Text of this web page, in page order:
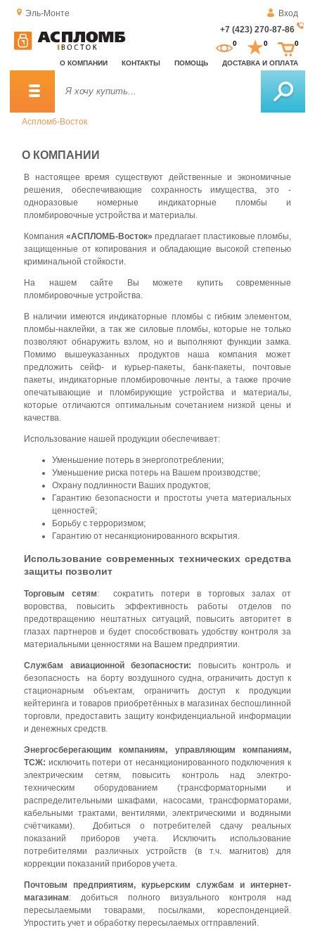
Эль-Монте
Вход
+7 (423) 270-87-86
О КОМПАНИИ КОНТАКТЫ ПОМОЩЬ ДОСТАВКА И ОПЛАТА
0 0 0
Аспломб-Восток
О КОМПАНИИ
В настоящее время существуют действенные и экономичные
решения, обеспечивающие сохранность имущества, это -
одноразовые номерные индикаторные пломбы и
пломбировочные устройства и материалы.
Компания «АСПЛОМБ-Восток» предлагает пластиковые пломбы,
защищенные от копирования и обладающие высокой степенью
криминальной стойкости.
На нашем сайте Вы можете купить современные
пломбировочные устройства.
В наличии имеются индикаторные пломбы с гибким элементом,
пломбы-наклейки, а так же силовые пломбы, которые не только
позволяют обнаружить взлом, но и выполняют функции замка.
Помимо вышеуказанных продуктов наша компания может
предложить сейф- и курьер-пакеты, банк-пакеты, почтовые
пакеты, индикаторные пломбировочные ленты, а также прочие
опечатывающие и пломбирующие устройства и материалы,
которые отличаются оптимальным сочетанием низкой цены и
качества.
Использование нашей продукции обеспечивает:
Уменьшение потерь в энергопотреблении;
Уменьшение риска потерь на Вашем производстве;
Охрану подлинности Ваших продуктов;
Гарантию безопасности и простоты учета материальных
ценностей;
Борьбу с терроризмом;
Гарантию от несанкционированного вскрытия.
Использование современных технических средства
защиты позволит
Торговым сетям: сократить потери в торговых залах от
воровства, повысить эффективность работы отделов по
предотвращению нештатных ситуаций, повысить авторитет в
глазах партнеров и будет способствовать удобству контроля за
материальными ценностями на Вашем предприятии.
Службам авиационной безопасности: повысить контроль и
безопасность на борту воздушного судна, ограничить доступ к
стационарным объектам, ограничить доступ к продукции
кейтеринга и товаров приобретённых в магазинах беспошлинной
торговли, предоставить защиту конфиденциальной информации
и денежных средств.
Энергосберегающим компаниям, управляющим компаниям,
ТСЖ: исключить потери от несанкционированного подключения к
электрическим сетям, повысить контроль над электро-
техническим оборудованием (трансформаторными и
распределительными шкафами, насосами, трансформаторами,
кабельными трактами, вентилями, электрическими и водяными
счётчиками). Добиться о потребителей сдачу реальных
показаний приборов учета. Исключить использование
потребителями различных устройств (в т.ч. магнитов) для
коррекции показаний приборов учета.
Почтовым предприятиям, курьерским службам и интернет-
магазинам: добиться полного визуального контроля над
пересылаемыми товарами, посылками, кореспонденцией.
Упростить учет и обработку пересылаемых огтправлений.